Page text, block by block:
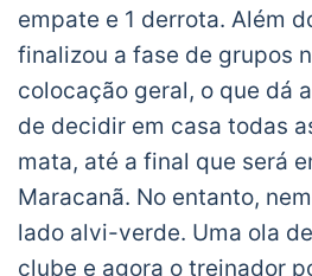
empate e 1 derrota. Além
finalizou a fase de grupos
colocação geral, o que dá
de decidir em casa todas
mata, até a final que será
Maracanã. No entanto,
lado alvi-verde. Uma ola
clube e agora o treinador